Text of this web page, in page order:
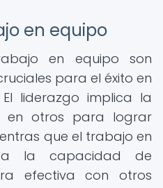
en equipo
en equipo son
para el éxito en
liderazgo implica la
en otros para lograr
que el trabajo en
la capacidad de
efectiva con otros